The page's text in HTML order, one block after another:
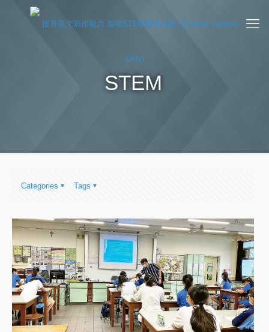
STEM
Categories Tags